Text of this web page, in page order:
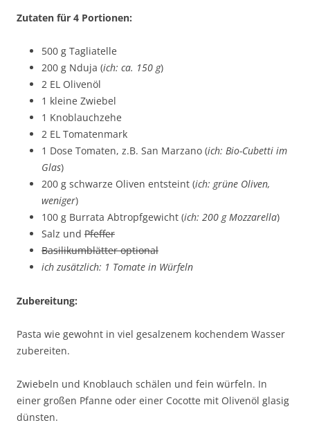
Zutaten für 4 Portionen:
500 g Tagliatelle
200 g Nduja (ich: ca. 150 g)
2 EL Olivenöl
1 kleine Zwiebel
1 Knoblauchzehe
2 EL Tomatenmark
1 Dose Tomaten, z.B. San Marzano (ich: Bio-Cubetti im
Glas)
200 g schwarze Oliven entsteint (ich: grüne Oliven,
weniger)
100 g Burrata Abtropfgewicht (ich: 200 g Mozzarella)
Salz und Pfeffer
Basilikumblätter optional
ich zusätzlich: 1 Tomate in Würfeln
Zubereitung:
Pasta wie gewohnt in viel gesalzenem kochendem Wasser
zubereiten.
Zwiebeln und Knoblauch schälen und fein würfeln. In
einer großen Pfanne oder einer Cocotte mit Olivenöl glasig
dünsten.